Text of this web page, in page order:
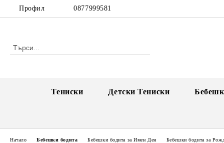
Профил 0877999581
Тениски Детски Тениски
Начало Бебешки бодита Бебешки бодита за Имен Ден Бебешки бодита за